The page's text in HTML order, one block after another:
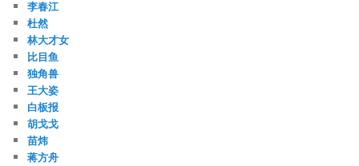
李春江
杜然
林大才女
比目鱼
独角兽
王大姿
白板报
胡戈戈
苗炜
蒋方舟